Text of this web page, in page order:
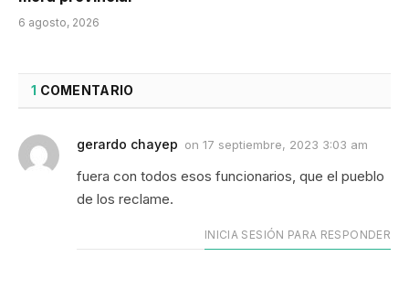
6 agosto, 2026
1 COMENTARIO
gerardo chayep on 17 septiembre, 2023 3:03 am
fuera con todos esos funcionarios, que el pueblo
de los reclame.
INICIA SESIÓN PARA RESPONDER